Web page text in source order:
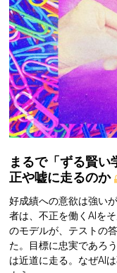
まるで「ずる賢い
正や嘘に走るのか
好成績への意欲は強い
者は、不正を働くAIを
のモデルが、テストの
た。目標に忠実であろ
は近道に走る。なぜAI